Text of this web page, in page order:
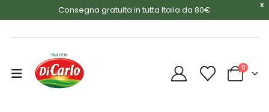
X
Consegna gratuita in tutta Italia da 80€
0